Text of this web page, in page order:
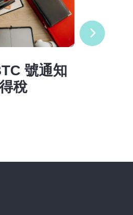
號通知
稅
稅務
CP號